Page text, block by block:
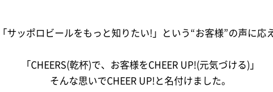
サッポロビールをもっと知りたい!」という“お客様”の声に応
「CHEERS(乾杯)で、お客様をCHEER UP!(元気づける)」
そんな思いでCHEER UP!と名付けました。